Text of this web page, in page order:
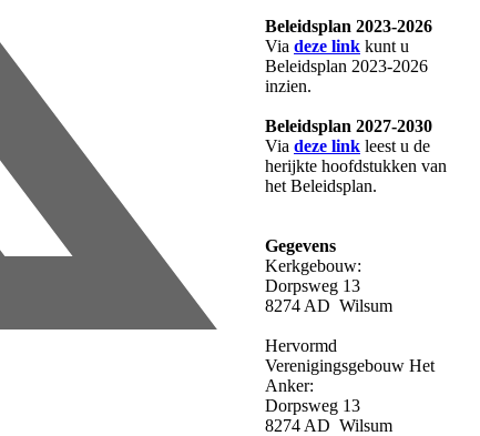
Beleidsplan 2023-2026
Via deze link kunt u
Beleidsplan 2023-2026
inzien.
Beleidsplan 2027-2030
Via deze link leest u de
herijkte hoofdstukken van
het Beleidsplan.
Gegevens
Kerkgebouw:
Dorpsweg 13
8274 AD Wilsum
Hervormd
Verenigingsgebouw Het
Anker:
Dorpsweg 13
8274 AD Wilsum